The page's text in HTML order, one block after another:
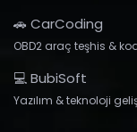
🚗 CarCoding
OBD2 araç teşhis &
💻 BubiSoft
Yazılım & teknoloji